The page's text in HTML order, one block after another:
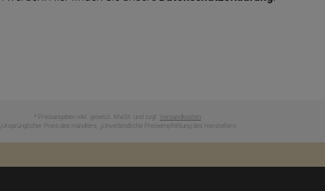
* Preisangaben inkl. gesetzl. MwSt. und zzgl. Versandkosten
Ursprünglicher Preis des Händlers, Unverbindliche Preisempfehlung des Herstellers